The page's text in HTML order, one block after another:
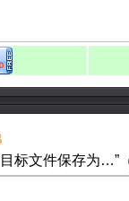
标文件保存为…”